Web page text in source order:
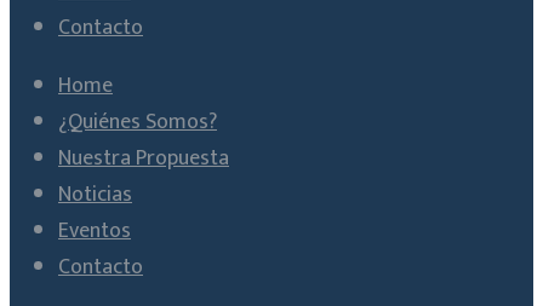
Contacto
Home
¿Quiénes Somos?
Nuestra Propuesta
Noticias
Eventos
Contacto